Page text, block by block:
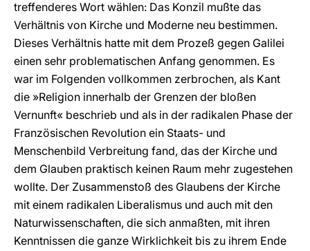
treffenderes Wort wählen: Das Konzil mußte das
Verhältnis von Kirche und Moderne neu bestimmen.
Dieses Verhältnis hatte mit dem Prozeß gegen Galilei
einen sehr problematischen Anfang genommen. Es
war im Folgenden vollkommen zerbrochen, als Kant
die »Religion innerhalb der Grenzen der bloßen
Vernunft« beschrieb und als in der radikalen Phase der
Französischen Revolution ein Staats- und
Menschenbild Verbreitung fand, das der Kirche und
dem Glauben praktisch keinen Raum mehr zugestehen
wollte. Der Zusammenstoß des Glaubens der Kirche
mit einem radikalen Liberalismus und auch mit den
Naturwissenschaften, die sich anmaßten, mit ihren
Kenntnissen die ganze Wirklichkeit bis zu ihrem Ende